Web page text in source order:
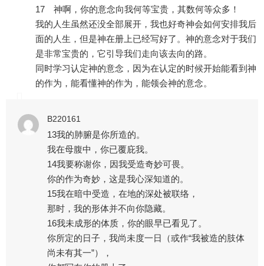
17 神啊，你的意念向我何等宝贵，其数何等众多！
我的人生虽然还没全部展开，我也好奇神会如何安排我后
面的人生，但是神在册上已经写好了。神的意念对于我们
是非常宝贵的，它引导我们走向该去向的路。
同时学习认定神的意念，因为在认定的时候开始能看到神
的作为，能看懂神的作为，能领会神的意念。
B220161
13我的肺腑是你所造的。
我在母腹中，你已覆庇我。
14我要称谢你，因我受造奇妙可畏。
你的作为奇妙，这是我心深知道的。
15我在暗中受造，在地的深处被联络，
那时，我的形体并不向你隐藏。
16我未成形的体质，你的眼早已看见了。
你所定的日子，我尚未度一日（或作“我被造的肢体
尚未有其一”），